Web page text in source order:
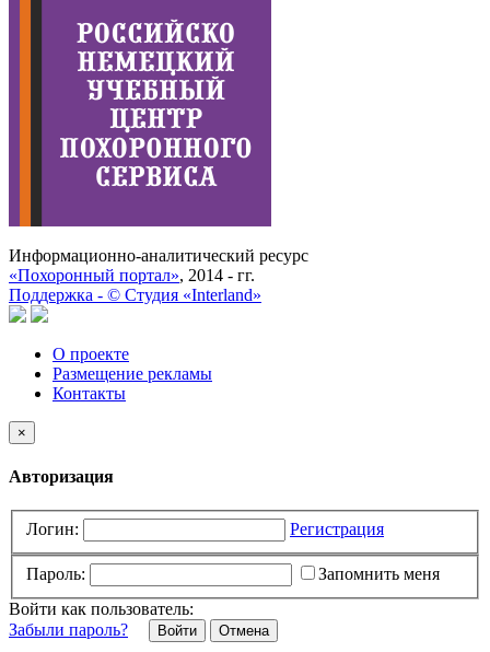
Информационно-аналитический ресурс
«Похоронный портал», 2014 - гг.
Поддержка - © Cтудия «Interland»
О проекте
Размещение рекламы
Контакты
×
Авторизация
Логин: Регистрация
Пароль:
Запомнить меня
Войти как пользователь:
Забыли пароль?
Отмена